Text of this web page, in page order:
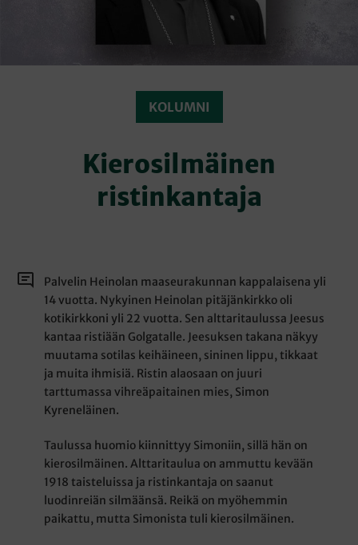
KOLUMNI
Kierosilmäinen
ristinkantaja
Palvelin Heinolan maaseurakunnan kappalaisena yli
14 vuotta. Nykyinen Heinolan pitäjänkirkko oli
kotikirkkoni yli 22 vuotta. Sen alttaritaulussa Jeesus
kantaa ristiään Golgatalle. Jeesuksen takana näkyy
muutama sotilas keihäineen, sininen lippu, tikkaat
ja muita ihmisiä. Ristin alaosaan on juuri
tarttumassa vihreäpaitainen mies, Simon
Kyreneläinen.
Taulussa huomio kiinnittyy Simoniin, sillä hän on
kierosilmäinen. Alttaritaulua on ammuttu kevään
1918 taisteluissa ja ristinkantaja on saanut
luodinreiän silmäänsä. Reikä on myöhemmin
paikattu, mutta Simonista tuli kierosilmäinen.